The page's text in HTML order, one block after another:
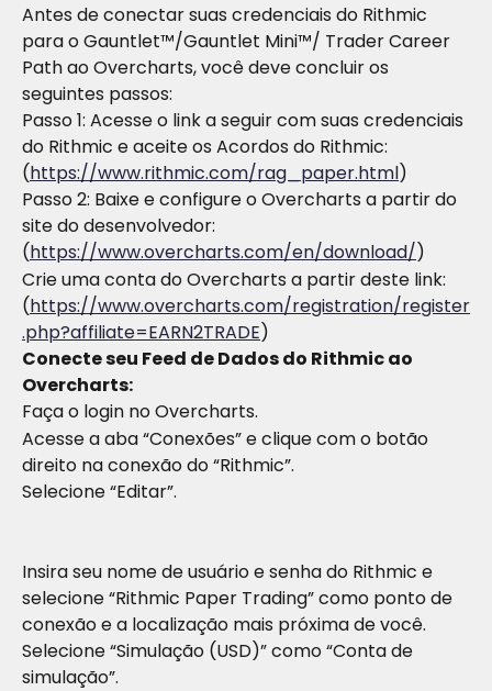
Antes de conectar suas credenciais do Rithmic
para o Gauntlet™/Gauntlet Mini™/ Trader Career
Path ao Overcharts, você deve concluir os
seguintes passos:
Passo 1: Acesse o link a seguir com suas credenciais
do Rithmic e aceite os Acordos do Rithmic:
(https://www.rithmic.com/rag_paper.html)
Passo 2: Baixe e configure o Overcharts a partir do
site do desenvolvedor:
(https://www.overcharts.com/en/download/)
Crie uma conta do Overcharts a partir deste link:
(https://www.overcharts.com/registration/register
.php?affiliate=EARN2TRADE)
Conecte seu Feed de Dados do Rithmic ao
Overcharts:
Faça o login no Overcharts.
Acesse a aba “Conexões” e clique com o botão
direito na conexão do “Rithmic”.
Selecione “Editar”.
Insira seu nome de usuário e senha do Rithmic e
selecione “Rithmic Paper Trading” como ponto de
conexão e a localização mais próxima de você.
Selecione “Simulação (USD)” como “Conta de
simulação”.